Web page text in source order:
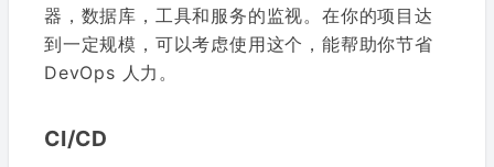
器，数据库，工具和服务的监视。在你的项目达
到一定规模，可以考虑使用这个，能帮助你节省
DevOps 人力。
CI/CD